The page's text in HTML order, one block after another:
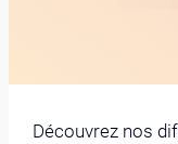
Découvrez nos